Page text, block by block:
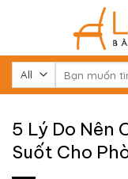
kiếm:
5 Lý Do Nên
Suốt Cho